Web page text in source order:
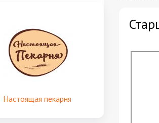
Настоящая пекарня